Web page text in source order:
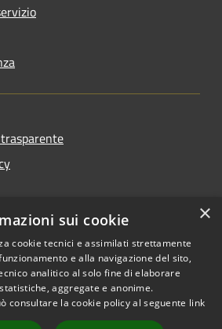
Copyright © 2026 • Comune di
Longare • Powered by
×
sui cookie
cookie tecnici e assimilati strettamente
e alla navigazione del sito,
analitico al solo fine di elaborare
aggregate e anonime.
consultare la cookie policy al seguente link